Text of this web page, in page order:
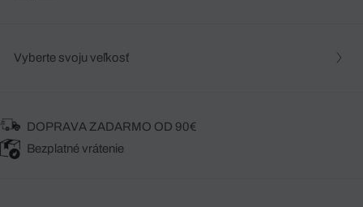
Vyberte svoju veľkosť
DOPRAVA ZADARMO OD 90€
Bezplatné vrátenie